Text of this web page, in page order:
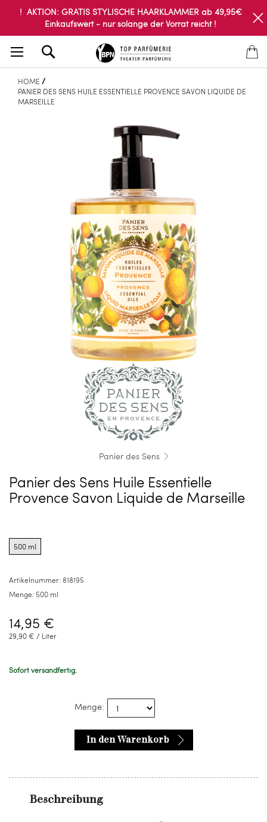
! AKTION: GRATIS STYLISCHE HAARKLAMMER ab 49,95€
Einkaufswert - nur solange der Vorrat reicht !
HOME
PANIER DES SENS HUILE ESSENTIELLE PROVENCE SAVON LIQUIDE DE
MARSEILLE
Panier des Sens
Panier des Sens Huile Essentielle
Provence Savon Liquide de Marseille
options
for
500 ml
Artikelnummer: 818195
Menge: 500 ml
14,95 €
29,90 € / Liter
Sofort versandfertig.
Menge:
In den Warenkorb
Beschreibung